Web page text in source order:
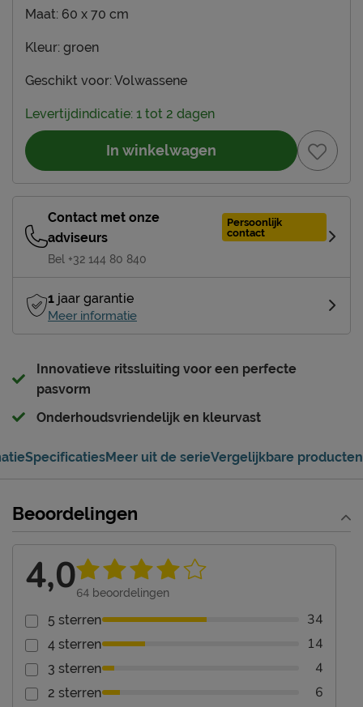
Maat: 60 x 70 cm
Kleur: groen
Geschikt voor: Volwassene
Levertijdindicatie: 1 tot 2 dagen
In winkelwagen
Contact met onze
adviseurs
Persoonlijk
contact
Bel +32 144 80 840
1 jaar garantie
Meer informatie
Innovatieve ritssluiting voor een perfecte
pasvorm
Onderhoudsvriendelijk en kleurvast
SpecificatiesMeer uit de serieVergelijkbare producten
Beoordelingen
4,064 beoordelingen
5 sterren 34
4 sterren 14
3 sterren 4
2 sterren 6